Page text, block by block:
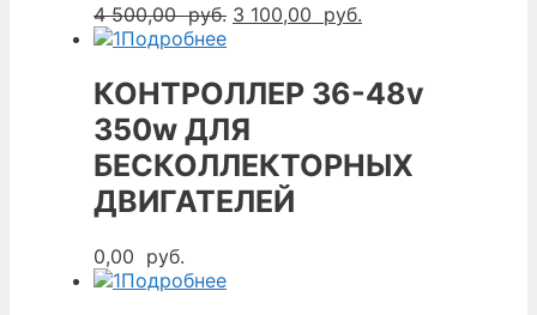
4 500,00руб. Первоначальная
4
500,00
руб..
3 100,00 руб.
100,00
руб..
Подробнее
КОНТРОЛЛЕР 36-48v
350w ДЛЯ
БЕСКОЛЛЕКТОРНЫХ
ДВИГАТЕЛЕЙ
0,00 руб.
Подробнее